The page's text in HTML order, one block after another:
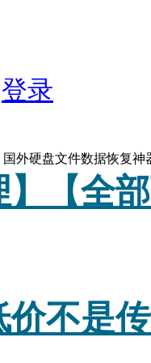
登录
国外硬盘文件数据恢复
】【全
价不是传